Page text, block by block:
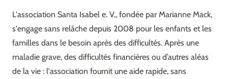
L'association Santa Isabel e. V., fondée par Marianne Mack,
s'engage sans relâche depuis 2008 pour les enfants et les
familles dans le besoin après des difficultés. Après une
maladie grave, des difficultés financières ou d’autres aléas
de la vie : l'association fournit une aide rapide, sans